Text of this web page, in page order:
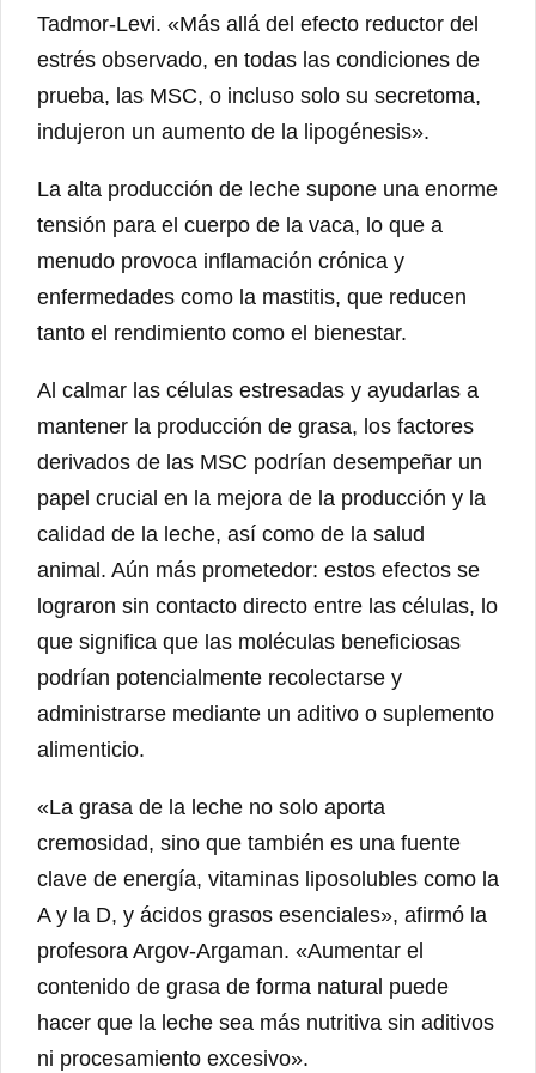
Tadmor-Levi. «Más allá del efecto reductor del
estrés observado, en todas las condiciones de
prueba, las MSC, o incluso solo su secretoma,
indujeron un aumento de la lipogénesis».
La alta producción de leche supone una enorme
tensión para el cuerpo de la vaca, lo que a
menudo provoca inflamación crónica y
enfermedades como la mastitis, que reducen
tanto el rendimiento como el bienestar.
Al calmar las células estresadas y ayudarlas a
mantener la producción de grasa, los factores
derivados de las MSC podrían desempeñar un
papel crucial en la mejora de la producción y la
calidad de la leche, así como de la salud
animal. Aún más prometedor: estos efectos se
lograron sin contacto directo entre las células, lo
que significa que las moléculas beneficiosas
podrían potencialmente recolectarse y
administrarse mediante un aditivo o suplemento
alimenticio.
«La grasa de la leche no solo aporta
cremosidad, sino que también es una fuente
clave de energía, vitaminas liposolubles como la
A y la D, y ácidos grasos esenciales», afirmó la
profesora Argov-Argaman. «Aumentar el
contenido de grasa de forma natural puede
hacer que la leche sea más nutritiva sin aditivos
ni procesamiento excesivo».